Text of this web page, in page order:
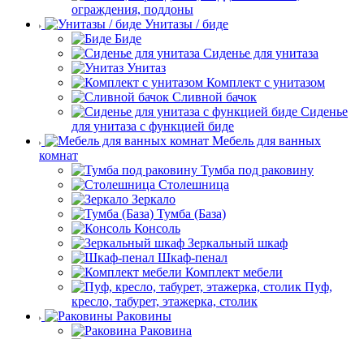
ограждения, поддоны
Унитазы / биде
Биде
Сиденье для унитаза
Унитаз
Комплект с унитазом
Сливной бачок
Сиденье
для унитаза с функцией биде
Мебель для ванных
комнат
Тумба под раковину
Столешница
Зеркало
Тумба (База)
Консоль
Зеркальный шкаф
Шкаф-пенал
Комплект мебели
Пуф,
кресло, табурет, этажерка, столик
Раковины
Раковина